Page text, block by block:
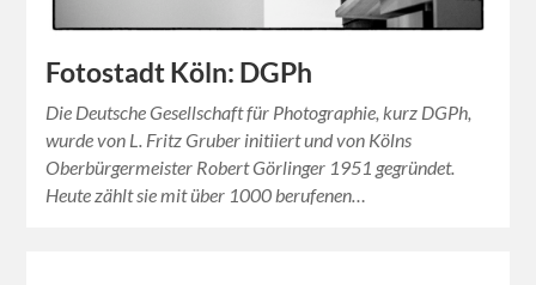
Fotostadt Köln: DGPh
Die Deutsche Gesellschaft für Photographie, kurz DGPh,
wurde von L. Fritz Gruber initiiert und von Kölns
Oberbürgermeister Robert Görlinger 1951 gegründet.
Heute zählt sie mit über 1000 berufenen…